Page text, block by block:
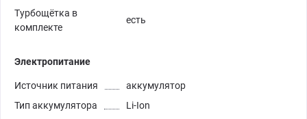
Турбощётка в
комплекте
есть
Электропитание
Источник питания
аккумулятор
Тип аккумулятора
Li-Ion